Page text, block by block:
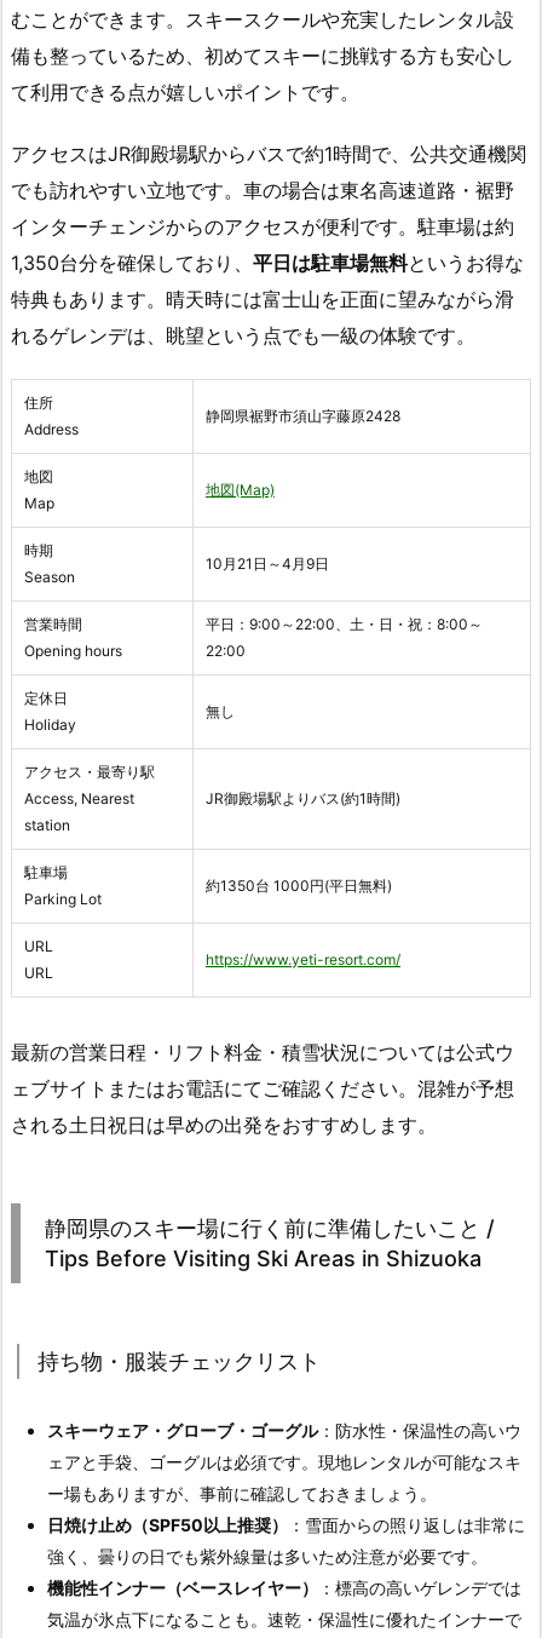
むことができます。スキースクールや充実したレンタル設
備も整っているため、初めてスキーに挑戦する方も安心し
て利用できる点が嬉しいポイントです。
アクセスはJR御殿場駅からバスで約1時間で、公共交通機関
でも訪れやすい立地です。車の場合は東名高速道路・裾野
インターチェンジからのアクセスが便利です。駐車場は約
1,350台分を確保しており、 平日は駐車場無料というお得な
特典もあります。晴天時には富士山を正面に望みながら滑
れるゲレンデは、眺望という点でも一級の体験です。
住所
Address
静岡県裾野市須山字藤原2428
地図
Map
地図(Map)
時期
Season
10月21日～4月9日
営業時間
Opening hours
平日：9:00～22:00、土・日・祝：8:00～
22:00
定休日
Holiday
無し
アクセス・最寄り駅
Access, Nearest
station
JR御殿場駅よりバス(約1時間)
駐車場
Parking Lot
約1350台 1000円(平日無料)
URL
URL
https://www.yeti-resort.com/
最新の営業日程・リフト料金・積雪状況については公式ウ
ェブサイトまたはお電話にてご確認ください。混雑が予想
される土日祝日は早めの出発をおすすめします。
静岡県のスキー場に行く前に準備したいこと /
Tips Before Visiting Ski Areas in Shizuoka
持ち物・服装チェックリスト
スキーウェア・グローブ・ゴーグル：防水性・保温性の高いウ
ェアと手袋、ゴーグルは必須です。現地レンタルが可能なスキ
ー場もありますが、事前に確認しておきましょう。
日焼け止め（SPF50以上推奨）
：雪面からの照り返しは非常に
強く、曇りの日でも紫外線量は多いため注意が必要です。
機能性インナー（ベースレイヤー）
：標高の高いゲレンデでは
気温が氷点下になることも。速乾・保温性に優れたインナーで